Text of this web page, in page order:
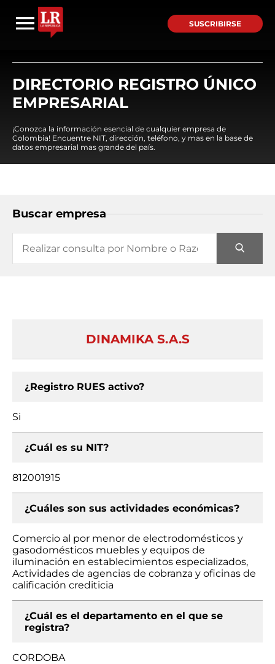
SUSCRIBIRSE
DIRECTORIO REGISTRO ÚNICO
EMPRESARIAL
¡Conozca la información esencial de cualquier empresa de
Colombia! Encuentre NIT, dirección, teléfono, y mas en la base de
datos empresarial mas grande del país.
Buscar empresa
DINAMIKA S.A.S
¿Registro RUES activo?
Si
¿Cuál es su NIT?
812001915
¿Cuáles son sus actividades económicas?
Comercio al por menor de electrodomésticos y
gasodomésticos muebles y equipos de
iluminación en establecimientos especializados,
Actividades de agencias de cobranza y oficinas de
calificación crediticia
¿Cuál es el departamento en el que se
registra?
CORDOBA